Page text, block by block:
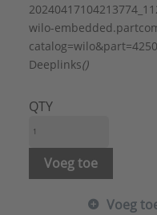
wilo-
Deeplinks()
QTY
Voeg toe
Voeg